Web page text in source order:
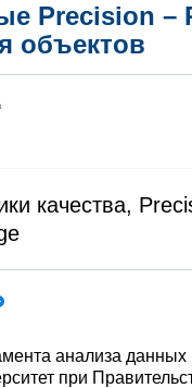
Precision –
объектов
качества,
анализа
при